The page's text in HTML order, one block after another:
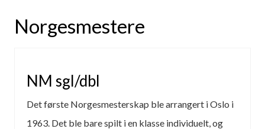
Norgesmestere
NM sgl/dbl
Det første Norgesmesterskap ble arrangert i Oslo i
1963. Det ble bare spilt i en klasse individuelt, og